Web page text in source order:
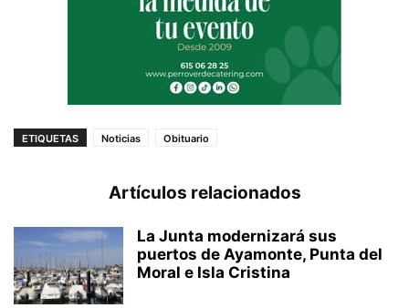
ETIQUETAS Noticias Obituario
Artículos relacionados
La Junta modernizará sus
puertos de Ayamonte, Punta del
Moral e Isla Cristina